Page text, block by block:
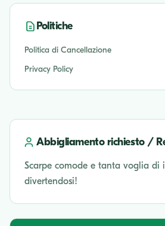
Politiche
Politica di Cancellazione
Privacy Policy
Abbigliamento richiesto /
Scarpe comode e tanta voglia di
divertendosi!